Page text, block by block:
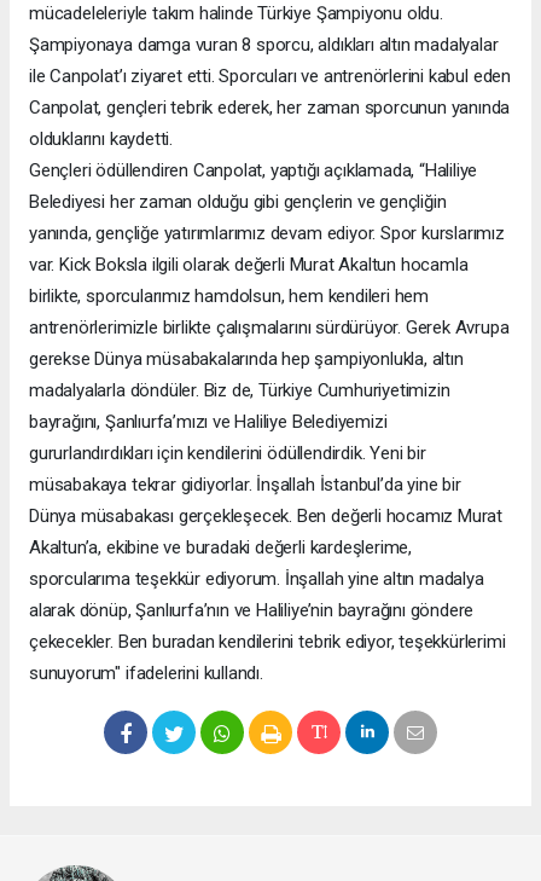
mücadeleleriyle takım halinde Türkiye Şampiyonu oldu.
Şampiyonaya damga vuran 8 sporcu, aldıkları altın madalyalar
ile Canpolat’ı ziyaret etti. Sporcuları ve antrenörlerini kabul eden
Canpolat, gençleri tebrik ederek, her zaman sporcunun yanında
olduklarını kaydetti.
Gençleri ödüllendiren Canpolat, yaptığı açıklamada, “Haliliye
Belediyesi her zaman olduğu gibi gençlerin ve gençliğin
yanında, gençliğe yatırımlarımız devam ediyor. Spor kurslarımız
var. Kick Boksla ilgili olarak değerli Murat Akaltun hocamla
birlikte, sporcularımız hamdolsun, hem kendileri hem
antrenörlerimizle birlikte çalışmalarını sürdürüyor. Gerek Avrupa
gerekse Dünya müsabakalarında hep şampiyonlukla, altın
madalyalarla döndüler. Biz de, Türkiye Cumhuriyetimizin
bayrağını, Şanlıurfa’mızı ve Haliliye Belediyemizi
gururlandırdıkları için kendilerini ödüllendirdik. Yeni bir
müsabakaya tekrar gidiyorlar. İnşallah İstanbul’da yine bir
Dünya müsabakası gerçekleşecek. Ben değerli hocamız Murat
Akaltun’a, ekibine ve buradaki değerli kardeşlerime,
sporcularıma teşekkür ediyorum. İnşallah yine altın madalya
alarak dönüp, Şanlıurfa’nın ve Haliliye’nin bayrağını göndere
çekecekler. Ben buradan kendilerini tebrik ediyor, teşekkürlerimi
sunuyorum" ifadelerini kullandı.